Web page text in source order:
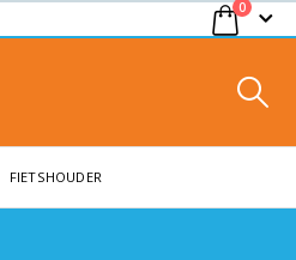
0
FIETSHOUDER